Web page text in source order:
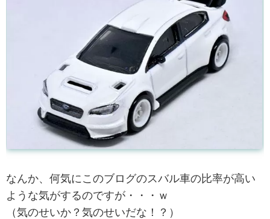
なんか、何気にこのブログのスバル車の比率が高い
ような気がするのですが・・・ｗ
（気のせいか？気のせいだな！？）